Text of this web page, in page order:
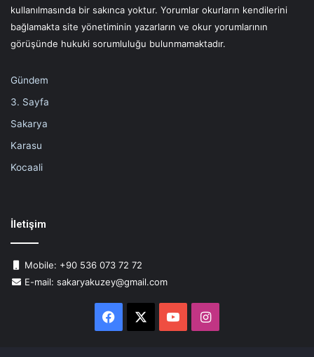
kullanılmasında bir sakınca yoktur. Yorumlar okurların kendilerini
bağlamakta site yönetiminin yazarların ve okur yorumlarının
görüşünde hukuki sorumluluğu bulunmamaktadır.
Gündem
3. Sayfa
Sakarya
Karasu
Kocaali
İletişim
Mobile: +90 536 073 72 72
E-mail: sakaryakuzey@gmail.com
Facebook YouTubeInstagram